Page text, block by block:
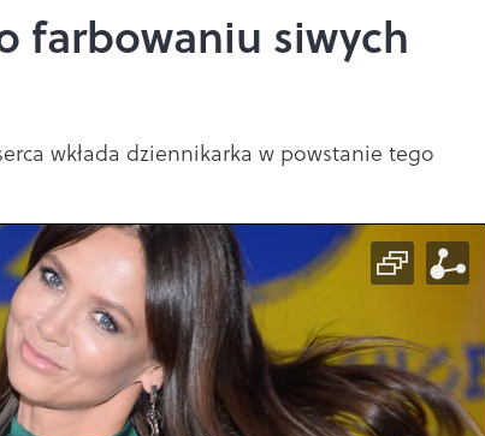
farbowaniu siwych
wkłada dziennikarka w powstanie tego